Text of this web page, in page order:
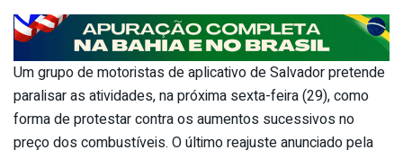
Um grupo de motoristas de aplicativo de Salvador pretende
paralisar as atividades, na próxima sexta-feira (29), como
forma de protestar contra os aumentos sucessivos no
preço dos combustíveis. O último reajuste anunciado pela